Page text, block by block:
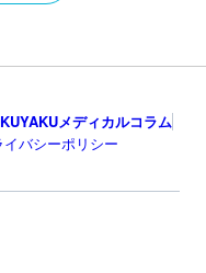
メディカルコラム
イバシーポリシー